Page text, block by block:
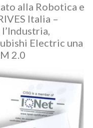
alla Robotica e
Italia –
Electric una
2.0